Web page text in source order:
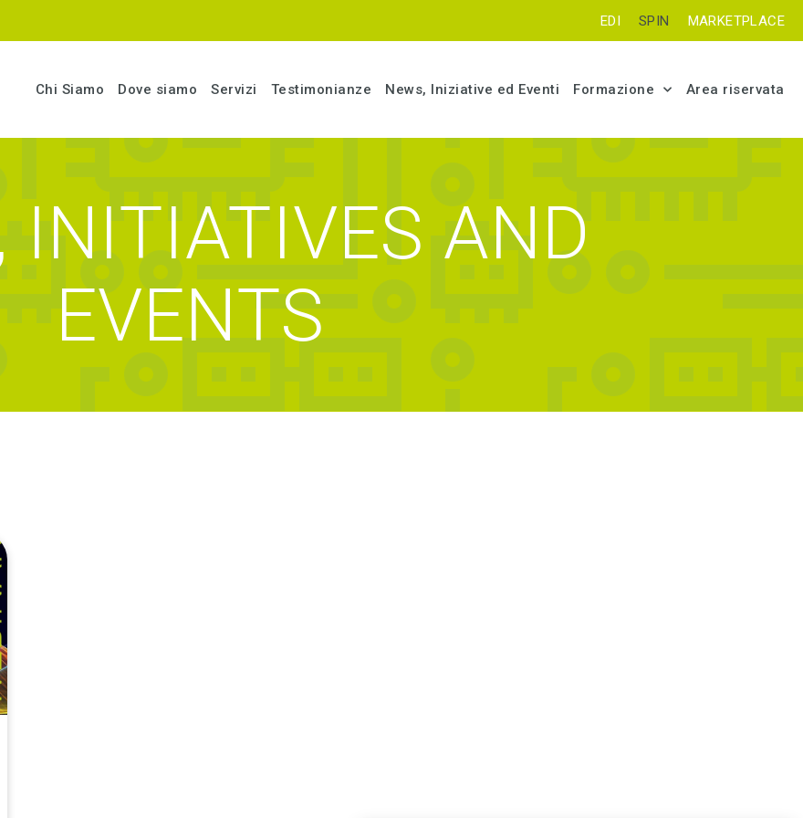
EDI SPIN MARKETPLACE
Chi Siamo Dove siamo Servizi Testimonianze News, Iniziative ed Eventi Formazione Area riservata
INITIATIVES AND
EVENTS